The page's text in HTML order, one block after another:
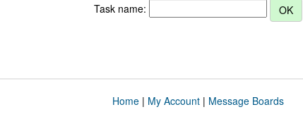
Task name:
Home| My Account| Message Boards